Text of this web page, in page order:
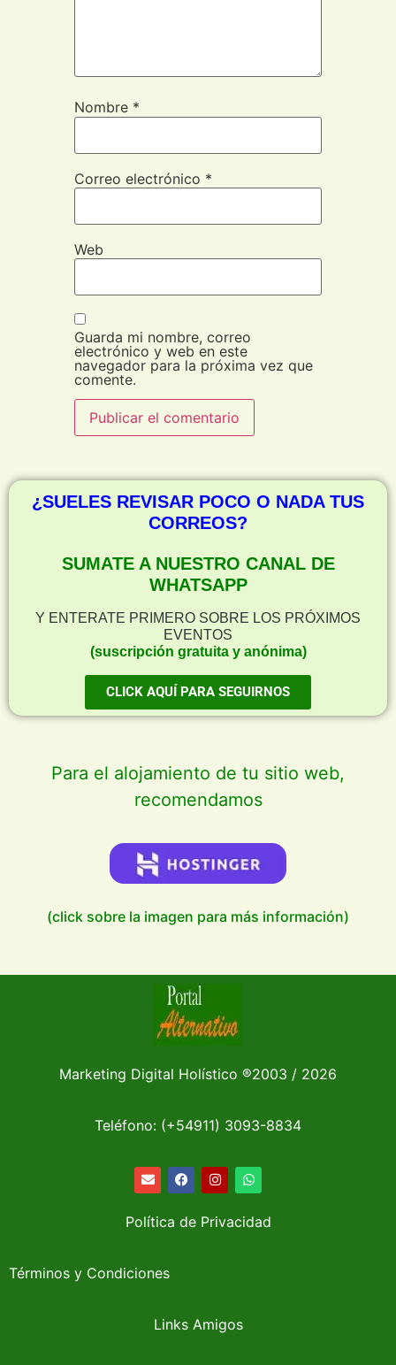
Nombre *
Correo electrónico *
Web
Guarda mi nombre, correo
electrónico y web en este
navegador para la próxima vez que
comente.
¿SUELES REVISAR POCO O NADA TUS
CORREOS?
SUMATE A NUESTRO CANAL DE
WHATSAPP
Y ENTERATE PRIMERO SOBRE LOS PRÓXIMOS
EVENTOS
(suscripción gratuita y anónima)
CLICK AQUÍ PARA SEGUIRNOS
Para el alojamiento de tu sitio web,
recomendamos
(click sobre la imagen para más información)
Marketing Digital Holístico ®2003 / 2026
Teléfono: (+54911) 3093-8834
Política de Privacidad
Términos y Condiciones
Links Amigos